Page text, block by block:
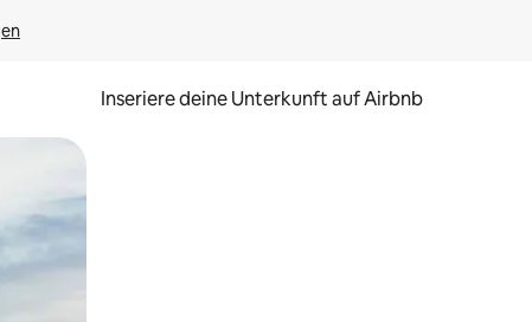
Inseriere deine Unterkunft auf Airbnb